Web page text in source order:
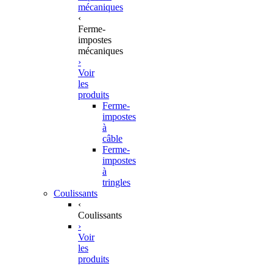
mécaniques
‹
Ferme-
impostes
mécaniques
›
Voir
les
produits
Ferme-
impostes
à
câble
Ferme-
impostes
à
tringles
Coulissants
‹
Coulissants
›
Voir
les
produits